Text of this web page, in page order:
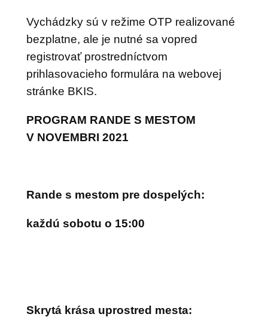
Vychádzky sú v režime OTP realizované
bezplatne, ale je nutné sa vopred
registrovať prostredníctvom
prihlasovacieho formulára na webovej
stránke BKIS.
PROGRAM RANDE S MESTOM
V NOVEMBRI 2021
Rande s mestom pre dospelých:
každú sobotu o 15:00
Skrytá krása uprostred mesta: